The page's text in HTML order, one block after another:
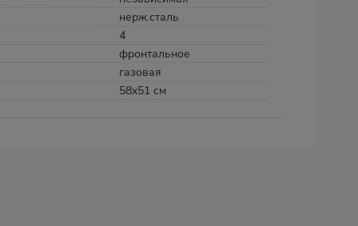
нерж.сталь
4
фронтальное
газовая
58x51 см